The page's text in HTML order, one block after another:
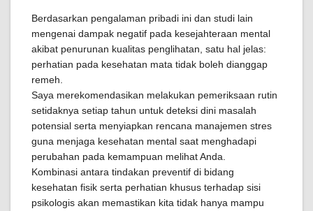
Berdasarkan pengalaman pribadi ini dan studi lain
mengenai dampak negatif pada kesejahteraan mental
akibat penurunan kualitas penglihatan, satu hal jelas:
perhatian pada kesehatan mata tidak boleh dianggap
remeh.
Saya merekomendasikan melakukan pemeriksaan rutin
setidaknya setiap tahun untuk deteksi dini masalah
potensial serta menyiapkan rencana manajemen stres
guna menjaga kesehatan mental saat menghadapi
perubahan pada kemampuan melihat Anda.
Kombinasi antara tindakan preventif di bidang
kesehatan fisik serta perhatian khusus terhadap sisi
psikologis akan memastikan kita tidak hanya mampu